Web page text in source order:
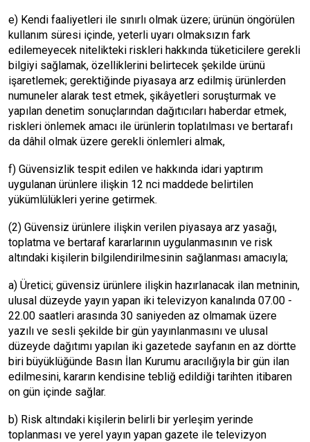
e) Kendi faaliyetleri ile sınırlı olmak üzere; ürünün öngörülen
kullanım süresi içinde, yeterli uyarı olmaksızın fark
edilemeyecek nitelikteki riskleri hakkında tüketicilere gerekli
bilgiyi sağlamak, özelliklerini belirtecek şekilde ürünü
işaretlemek; gerektiğinde piyasaya arz edilmiş ürünlerden
numuneler alarak test etmek, şikâyetleri soruşturmak ve
yapılan denetim sonuçlarından dağıtıcıları haberdar etmek,
riskleri önlemek amacı ile ürünlerin toplatılması ve bertarafı
da dâhil olmak üzere gerekli önlemleri almak,
f) Güvensizlik tespit edilen ve hakkında idari yaptırım
uygulanan ürünlere ilişkin 12 nci maddede belirtilen
yükümlülükleri yerine getirmek.
(2) Güvensiz ürünlere ilişkin verilen piyasaya arz yasağı,
toplatma ve bertaraf kararlarının uygulanmasının ve risk
altındaki kişilerin bilgilendirilmesinin sağlanması amacıyla;
a) Üretici; güvensiz ürünlere ilişkin hazırlanacak ilan metninin,
ulusal düzeyde yayın yapan iki televizyon kanalında 07.00 -
22.00 saatleri arasında 30 saniyeden az olmamak üzere
yazılı ve sesli şekilde bir gün yayınlanmasını ve ulusal
düzeyde dağıtımı yapılan iki gazetede sayfanın en az dörtte
biri büyüklüğünde Basın İlan Kurumu aracılığıyla bir gün ilan
edilmesini, kararın kendisine tebliğ edildiği tarihten itibaren
on gün içinde sağlar.
b) Risk altındaki kişilerin belirli bir yerleşim yerinde
toplanması ve yerel yayın yapan gazete ile televizyon